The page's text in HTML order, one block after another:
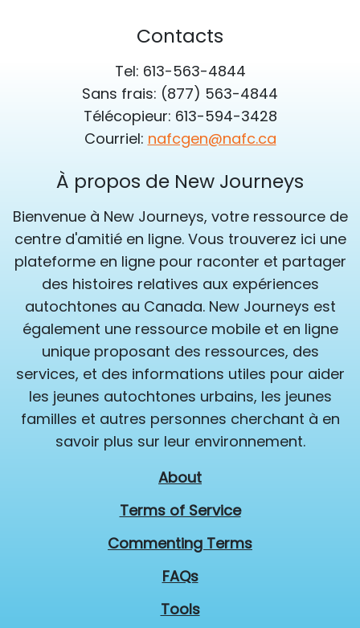
Contacts
Tel: 613-563-4844
Sans frais: (877) 563-4844
Télécopieur: 613-594-3428
Courriel: nafcgen@nafc.ca
À propos de New Journeys
Bienvenue à New Journeys, votre ressource de
centre d'amitié en ligne. Vous trouverez ici une
plateforme en ligne pour raconter et partager
des histoires relatives aux expériences
autochtones au Canada. New Journeys est
également une ressource mobile et en ligne
unique proposant des ressources, des
services, et des informations utiles pour aider
les jeunes autochtones urbains, les jeunes
familles et autres personnes cherchant à en
savoir plus sur leur environnement.
About
Terms of Service
Commenting Terms
FAQs
Tools